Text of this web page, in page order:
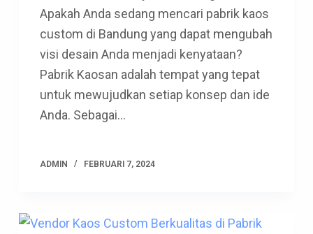
Apakah Anda sedang mencari pabrik kaos
custom di Bandung yang dapat mengubah
visi desain Anda menjadi kenyataan?
Pabrik Kaosan adalah tempat yang tepat
untuk mewujudkan setiap konsep dan ide
Anda. Sebagai…
ADMIN FEBRUARI 7, 2024